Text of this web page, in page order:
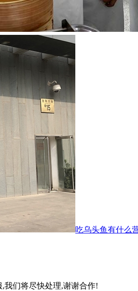
吃乌头鱼有什么
我们将尽快处理,谢谢合作!